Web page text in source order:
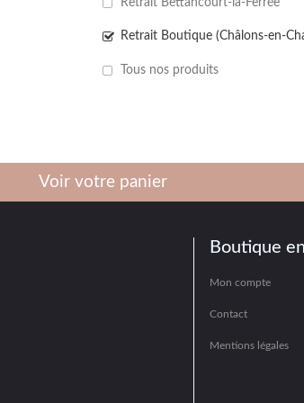
Retrait Boutique (Châlons-en-
Tous nos produits
Voir votre panier
Boutique
Mon compte
Contact
Mentions légales